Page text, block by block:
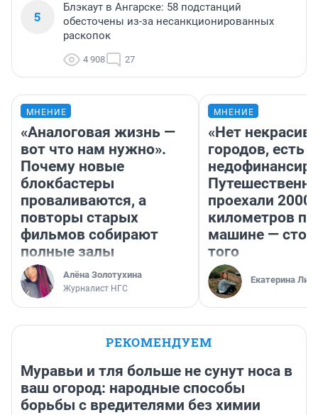
5
Блэкаут в Ангарске: 58 подстанций
обесточены из-за несанкционированных
раскопок
4 908 27
МНЕНИЕ
«Аналоговая жизнь —
вот что нам нужно».
Почему новые
блокбастеры
проваливаются, а
повторы старых
фильмов собирают
полные залы
Алёна Золотухина
Журналист НГС
МНЕНИЕ
«Нет
городов, есть
проехали 2000
километров по
машине —
того
Екатерина
РЕКОМЕНДУЕМ
Муравьи и тля больше не сунут носа в
ваш огород: народные способы
борьбы с вредителями без химии